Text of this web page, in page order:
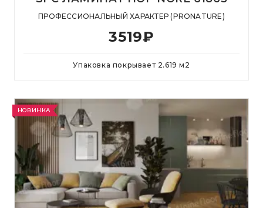
ПРОФЕССИОНАЛЬНЫЙ ХАРАКТЕР (PRONATURE)
3519₽
Упаковка покрывает 2.619 м 2
НОВИНКА